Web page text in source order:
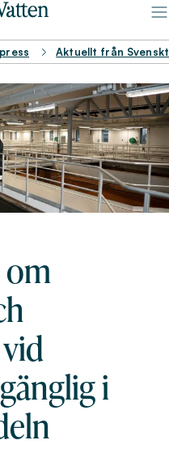
Aktuellt från
i